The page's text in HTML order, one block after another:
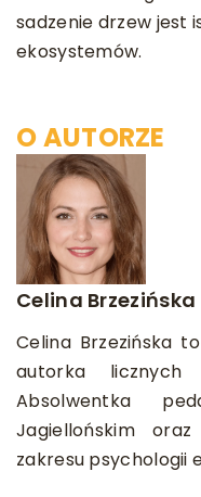
sadzenie drzew
ekosystemów.
O AUTORZE
Celina Brzezińska
Celina Brzezińska
autorka licznych
Absolwentka
Jagiellońskim
zakresu psychologii